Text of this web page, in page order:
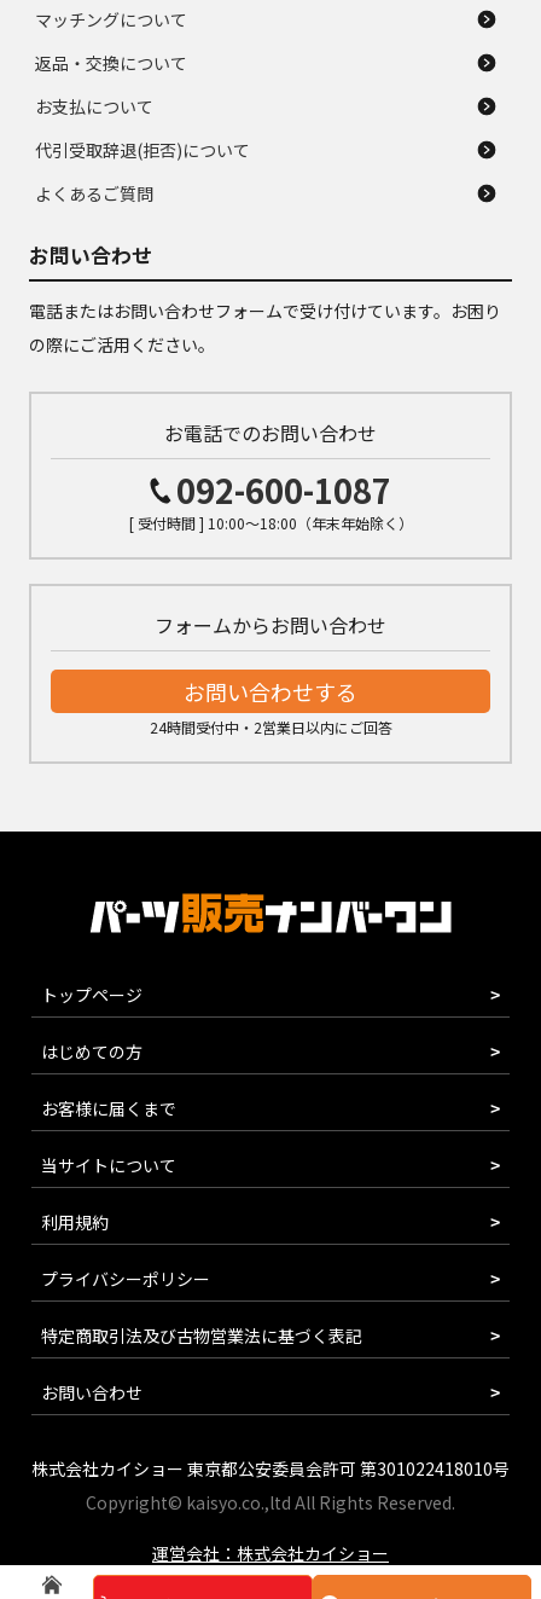
マッチングについて
返品・交換について
お支払について
代引受取辞退(拒否)について
よくあるご質問
お問い合わせ
電話またはお問い合わせフォームで受け付けています。お困り
の際にご活用ください。
お電話でのお問い合わせ
092-600-1087
[ 受付時間 ] 10:00～18:00（年末年始除く）
フォームからお問い合わせ
お問い合わせする
24時間受付中・2営業日以内にご回答
トップページ
はじめての方
お客様に届くまで
当サイトについて
利用規約
プライバシーポリシー
特定商取引法及び古物営業法に基づく表記
お問い合わせ
株式会社カイショー 東京都公安委員会許可 第301022418010号
Copyright© kaisyo.co.,ltd All Rights Reserved.
運営会社：株式会社カイショー